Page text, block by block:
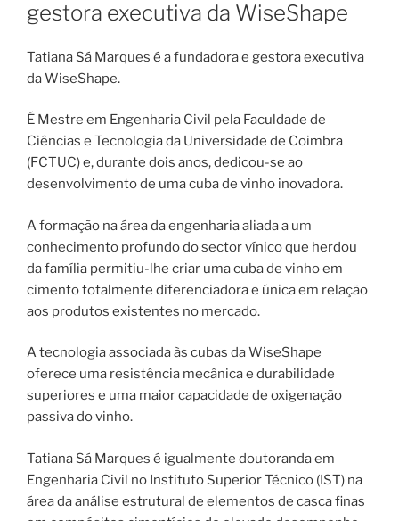
gestora executiva da WiseShape
Tatiana Sá Marques é a fundadora e gestora executiva
da WiseShape.
É Mestre em Engenharia Civil pela Faculdade de
Ciências e Tecnologia da Universidade de Coimbra
(FCTUC) e, durante dois anos, dedicou-se ao
desenvolvimento de uma cuba de vinho inovadora.
A formação na área da engenharia aliada a um
conhecimento profundo do sector vínico que herdou
da família permitiu-lhe criar uma cuba de vinho em
cimento totalmente diferenciadora e única em relação
aos produtos existentes no mercado.
A tecnologia associada às cubas da WiseShape
oferece uma resistência mecânica e durabilidade
superiores e uma maior capacidade de oxigenação
passiva do vinho.
Tatiana Sá Marques é igualmente doutoranda em
Engenharia Civil no Instituto Superior Técnico (IST) na
área da análise estrutural de elementos de casca finas